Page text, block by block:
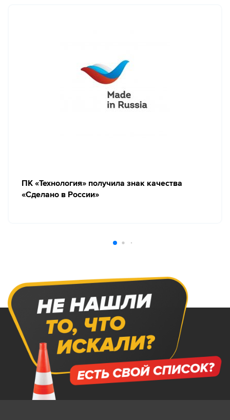
ПК «Технология» получила знак качества
«Сделано в России»